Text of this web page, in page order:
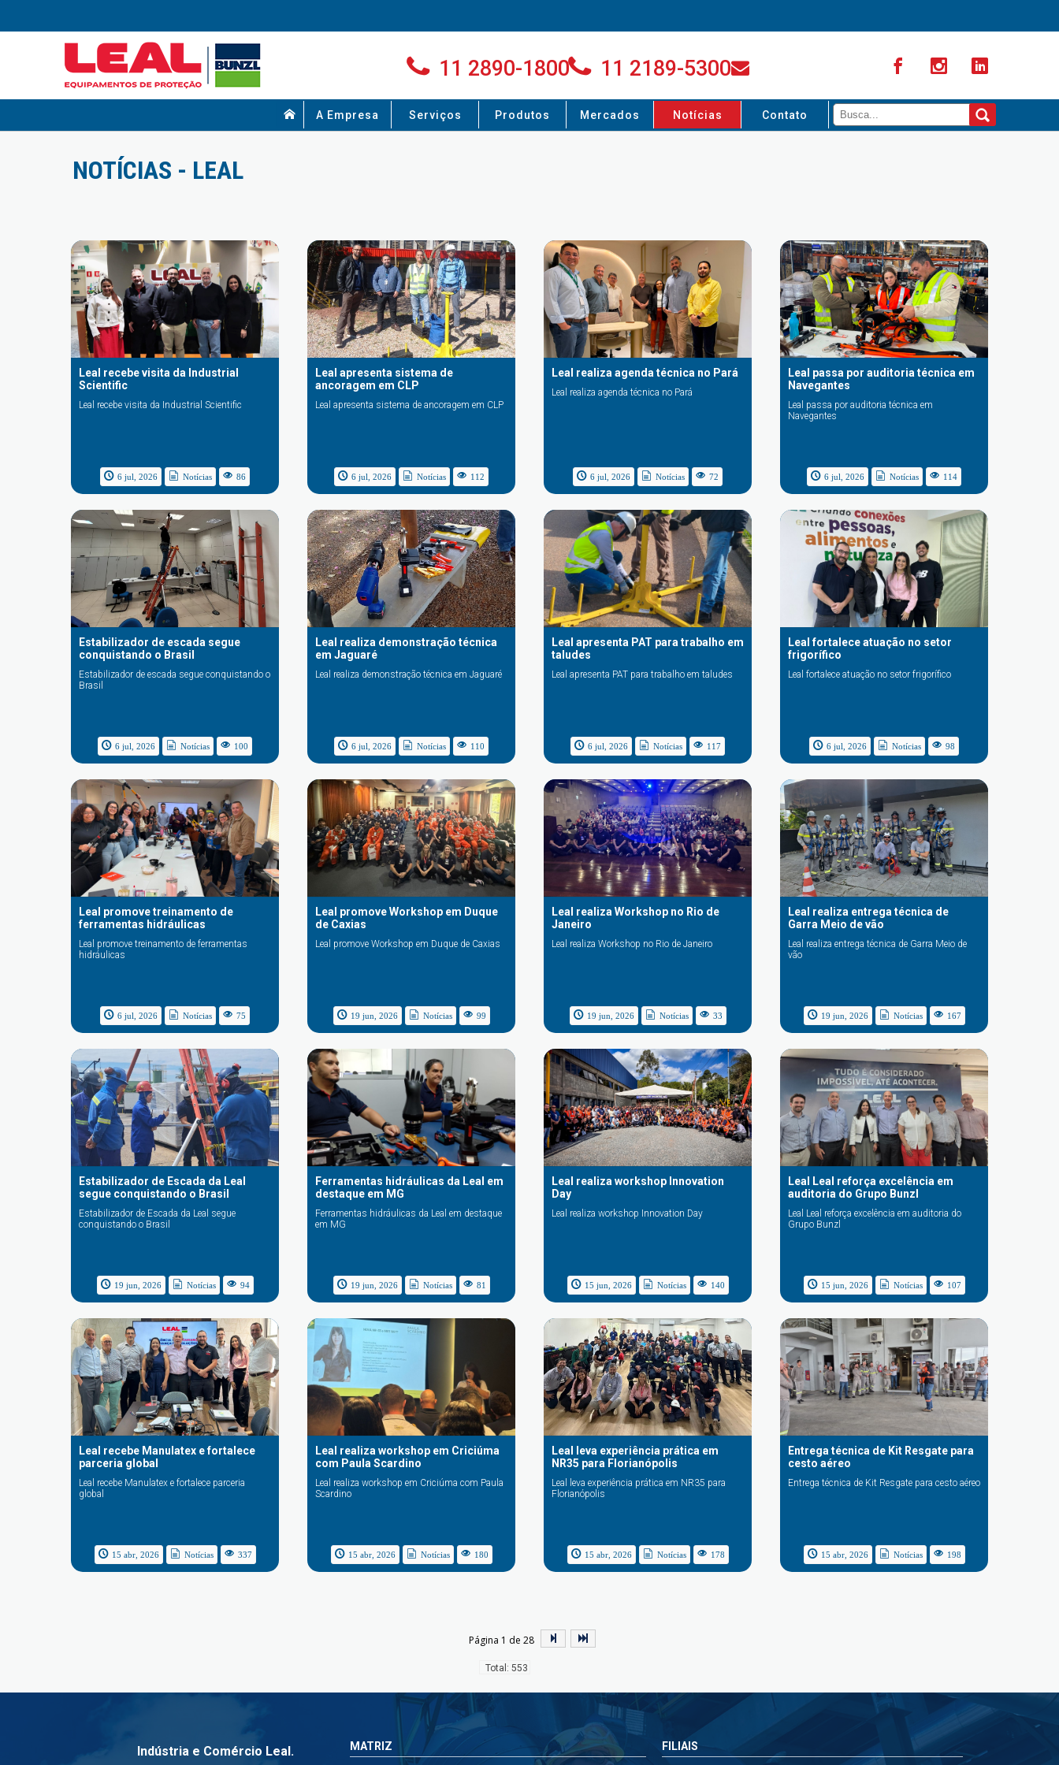
11 2890-1800 11 2189-5300
A Empresa Serviços Produtos Mercados Notícias Contato
NOTÍCIAS - LEAL
Leal recebe visita da Industrial
Scientific
Leal recebe visita da Industrial Scientific
6 jul, 2026 Notícias 86
Leal apresenta sistema de
ancoragem em CLP
Leal apresenta sistema de ancoragem em CLP
6 jul, 2026 Notícias 112
Leal realiza agenda técnica no Pará
Leal realiza agenda técnica no Pará
6 jul, 2026 Notícias 72
Leal passa por auditoria técnica em
Navegantes
Leal passa por auditoria técnica em
Navegantes
6 jul, 2026 Notícias 114
Estabilizador de escada segue
conquistando o Brasil
Estabilizador de escada segue conquistando o
Brasil
6 jul, 2026 Notícias 100
Leal realiza demonstração técnica
em Jaguaré
Leal realiza demonstração técnica em Jaguaré
6 jul, 2026 Notícias 110
Leal apresenta PAT para trabalho em
taludes
Leal apresenta PAT para trabalho em taludes
6 jul, 2026 Notícias 117
Leal fortalece atuação no setor
frigorífico
Leal fortalece atuação no setor frigorífico
6 jul, 2026 Notícias 98
Leal promove treinamento de
ferramentas hidráulicas
Leal promove treinamento de ferramentas
hidráulicas
6 jul, 2026 Notícias 75
Leal promove Workshop em Duque
de Caxias
Leal promove Workshop em Duque de Caxias
19 jun, 2026 Notícias 99
Leal realiza Workshop no Rio de
Janeiro
Leal realiza Workshop no Rio de Janeiro
19 jun, 2026 Notícias 33
Leal realiza entrega técnica de
Garra Meio de vão
Leal realiza entrega técnica de Garra Meio de
vão
19 jun, 2026 Notícias 167
Estabilizador de Escada da Leal
segue conquistando o Brasil
Estabilizador de Escada da Leal segue
conquistando o Brasil
19 jun, 2026 Notícias 94
Ferramentas hidráulicas da Leal em
destaque em MG
Ferramentas hidráulicas da Leal em destaque
em MG
19 jun, 2026 Notícias 81
Leal realiza workshop Innovation
Day
Leal realiza workshop Innovation Day
15 jun, 2026 Notícias 140
Leal Leal reforça excelência em
auditoria do Grupo Bunzl
Leal Leal reforça excelência em auditoria do
Grupo Bunzl
15 jun, 2026 Notícias 107
Leal recebe Manulatex e fortalece
parceria global
Leal recebe Manulatex e fortalece parceria
global
15 abr, 2026 Notícias 337
Leal realiza workshop em Criciúma
com Paula Scardino
Leal realiza workshop em Criciúma com Paula
Scardino
15 abr, 2026 Notícias 180
Leal leva experiência prática em
NR35 para Florianópolis
Leal leva experiência prática em NR35 para
Florianópolis
15 abr, 2026 Notícias 178
Entrega técnica de Kit Resgate para
cesto aéreo
Entrega técnica de Kit Resgate para cesto aéreo
15 abr, 2026 Notícias 198
Página 1 de 28
Total: 553
Indústria e Comércio Leal. MATRIZ FILIAIS